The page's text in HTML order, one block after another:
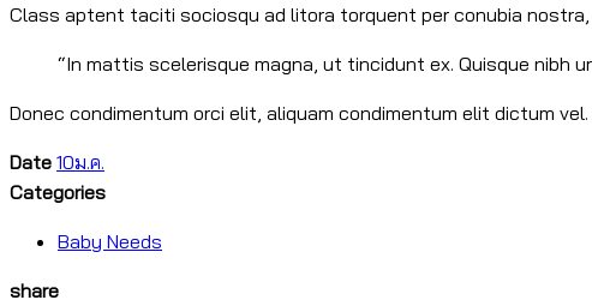
Class aptent taciti sociosqu ad litora torquent per conubia
“In mattis scelerisque magna, ut tincidunt ex. Quisque nibh
Donec condimentum orci elit, aliquam condimentum elit dictum
Date 10ม.ค.
Categories
Baby Needs
share